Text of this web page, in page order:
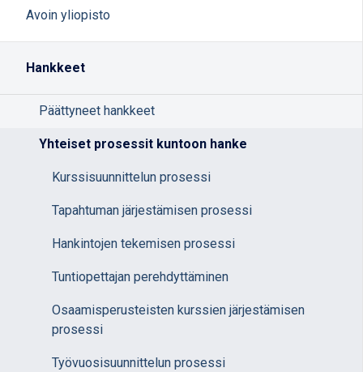
Avoin yliopisto
Hankkeet
Päättyneet hankkeet
Yhteiset prosessit kuntoon hanke
Kurssisuunnittelun prosessi
Tapahtuman järjestämisen prosessi
Hankintojen tekemisen prosessi
Tuntiopettajan perehdyttäminen
Osaamisperusteisten kurssien järjestämisen
prosessi
Työvuosisuunnittelun prosessi